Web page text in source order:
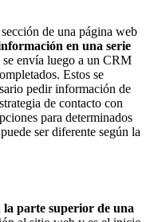
de una página web
en una serie
se envía luego a un CRM
Estos se
pedir información de
de contacto con
para determinados
ser diferente según la
la parte superior de una